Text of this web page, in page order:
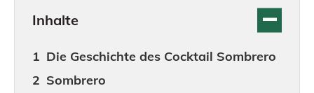
Inhalte
Die Geschichte des Cocktail Sombrero
Sombrero